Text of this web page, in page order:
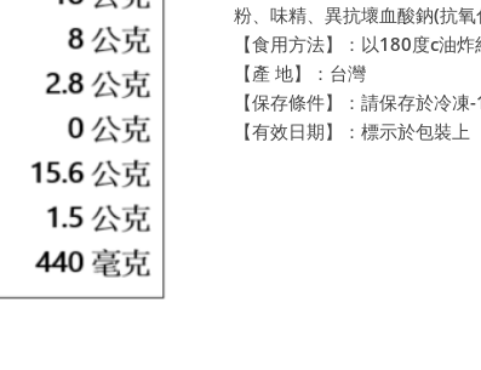
粉、味精、異抗壞血酸鈉(抗氧
【食用方法】：以180度c油
【產 地】：台灣
【保存條件】：請保存於冷
【有效日期】：標示於包裝上